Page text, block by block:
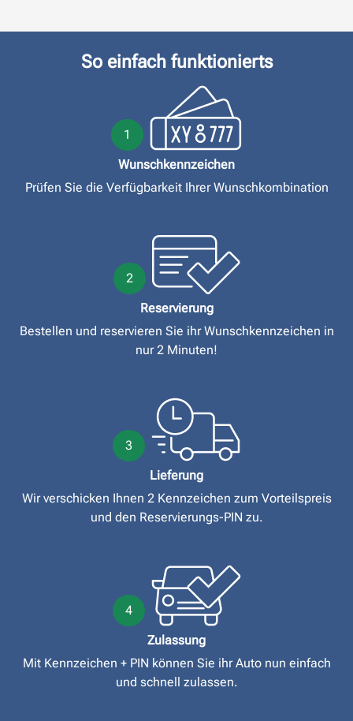
So einfach funktionierts
1
Wunschkennzeichen
Prüfen Sie die Verfügbarkeit Ihrer Wunschkombination
2
Reservierung
Bestellen und reservieren Sie ihr Wunschkennzeichen in
nur 2 Minuten!
3
Lieferung
Wir verschicken Ihnen 2 Kennzeichen zum Vorteilspreis
und den Reservierungs-PIN zu.
4
Zulassung
Mit Kennzeichen + PIN können Sie ihr Auto nun einfach
und schnell zulassen.